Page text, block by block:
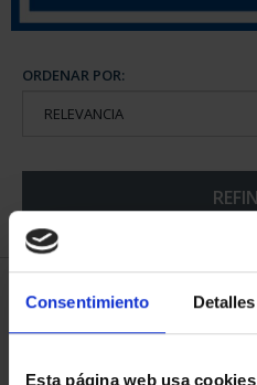
Consentimiento Detalles
Esta página web usa cookies
ORDENAR POR:
5 Productos encontrados